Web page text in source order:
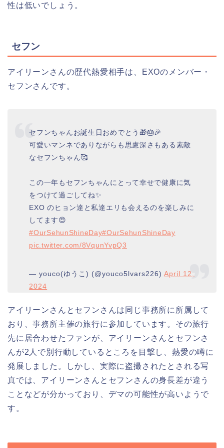
性は低いでしょう。
セフン
アイリーンさんの歴代熱愛相手は、EXOのメンバー・
セフンさんです。
セフンちゃんお誕生日おめでとう🎁🎂🎉
可愛いマンネでありながらも思慮深さもある素敵
なセフンちゃん🥰
この一年もセフンちゃんにとって幸せで健康に気
をつけて過ごしてね✨
EXO のヒョン達と私達エリも会えるのを楽しみに
してます😍
#OurSehunShineDay#OurSehunShineDay
pic.twitter.com/8VqunYvpQ3
— youco(ゆうこ) (@youco5lvars226)April 12,
2024
アイリーンさんとセフンさんは同じ事務所に所属して
おり、事務所主催の旅行に参加しています。その旅行
先に居合わせたファンが、アイリーンさんとセフンさ
んが2人で別行動しているところを目撃し、熱愛の噂に
発展しました。しかし、実際に盗撮されたとされる写
真では、アイリーンさんとセフンさんの身長差が違う
ことなどが分かっており、デマの可能性が高いようで
す。